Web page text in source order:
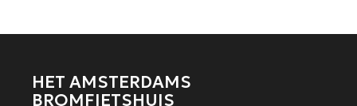
HET AMSTERDAMS
BROMFIETSHUIS